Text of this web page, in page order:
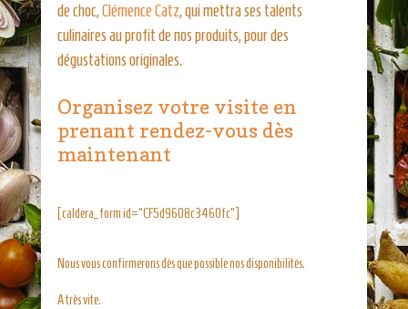
de choc,Clémence Catz, qui mettra ses talents
culinaires au profit de nos produits, pour des
dégustations originales.
Organisez votre visite en
prenant rendez-vous dès
maintenant
[caldera_form id="CF5d9608c3460fc"]
Nous vous confirmerons dès que possible nos disponibilités.
A très vite.